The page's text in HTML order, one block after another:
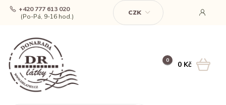
CZK
+420 777 613 020
(Po-Pá, 9-16 hod.)
0 0 Kč